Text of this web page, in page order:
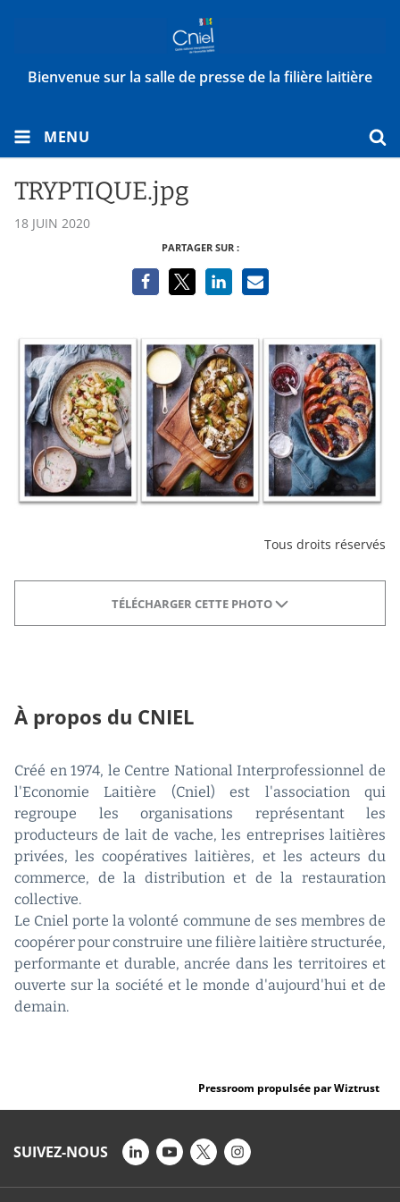
Bienvenue sur la salle de presse de la filière laitière
MENU
TRYPTIQUE.jpg
18 JUIN 2020
PARTAGER SUR :
Tous droits réservés
TÉLÉCHARGER CETTE PHOTO
À propos du CNIEL
Créé en 1974, le Centre National Interprofessionnel de
l'Economie Laitière (Cniel) est l'association qui
regroupe les organisations représentant les
producteurs de lait de vache, les entreprises laitières
privées, les coopératives laitières, et les acteurs du
commerce, de la distribution et de la restauration
collective.
Le Cniel porte la volonté commune de ses membres de
coopérer pour construire une filière laitière structurée,
performante et durable, ancrée dans les territoires et
ouverte sur la société et le monde d'aujourd'hui et de
demain.
Pressroom propulsée par Wiztrust
SUIVEZ-NOUS